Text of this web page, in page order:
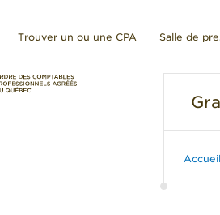
Trouver un ou une CPA Salle de
Accueil